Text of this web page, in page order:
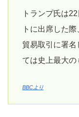
トランプ氏は
トに出席した
貿易取引に署
ては史上最大の
BBCより